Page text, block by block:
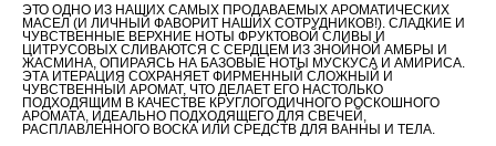
ЭТО ОДНО ИЗ НАШИХ САМЫХ ПРОДАВАЕМЫХ АРОМАТИЧЕСКИХ
МАСЕЛ (И ЛИЧНЫЙ ФАВОРИТ НАШИХ СОТРУДНИКОВ!). СЛАДКИЕ И
ЧУВСТВЕННЫЕ ВЕРХНИЕ НОТЫ ФРУКТОВОЙ СЛИВЫ И
ЦИТРУСОВЫХ СЛИВАЮТСЯ С СЕРДЦЕМ ИЗ ЗНОЙНОЙ АМБРЫ И
ЖАСМИНА, ОПИРАЯСЬ НА БАЗОВЫЕ НОТЫ МУСКУСА И АМИРИСА.
ЭТА ИТЕРАЦИЯ СОХРАНЯЕТ ФИРМЕННЫЙ СЛОЖНЫЙ И
ЧУВСТВЕННЫЙ АРОМАТ, ЧТО ДЕЛАЕТ ЕГО НАСТОЛЬКО
ПОДХОДЯЩИМ В КАЧЕСТВЕ КРУГЛОГОДИЧНОГО РОСКОШНОГО
АРОМАТА, ИДЕАЛЬНО ПОДХОДЯЩЕГО ДЛЯ СВЕЧЕЙ,
РАСПЛАВЛЕННОГО ВОСКА ИЛИ СРЕДСТВ ДЛЯ ВАННЫ И ТЕЛА.